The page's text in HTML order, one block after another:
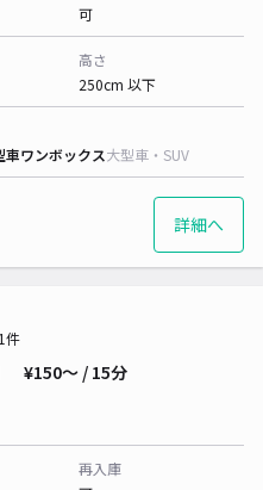
可
高さ
250cm 以下
車ワンボックス大型車・SUV
詳細へ
件
¥150〜 / 15分
再入庫